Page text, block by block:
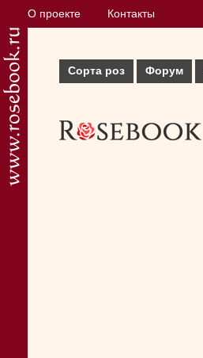
О проекте Контакты
Сорта роз Форум